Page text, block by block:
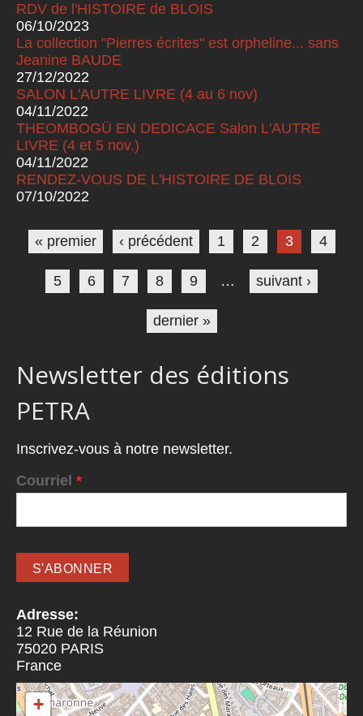
RDV de l'HISTOIRE de BLOIS
06/10/2023
La collection "Pierres écrites" est orpheline... sans
Jeanine BAUDE
27/12/2022
SALON L'AUTRE LIVRE (4 au 6 nov)
04/11/2022
THEOMBOGÜ EN DEDICACE Salon L'AUTRE
LIVRE (4 et 5 nov.)
04/11/2022
RENDEZ-VOUS DE L'HISTOIRE DE BLOIS
07/10/2022
Pages
« premier ‹ précédent 1 2 3 4
5 6 7 8 9 … suivant ›
dernier »
Newsletter des éditions
PETRA
Inscrivez-vous à notre newsletter.
Courriel *
Adresse:
12 Rue de la Réunion
75020 PARIS
France
+